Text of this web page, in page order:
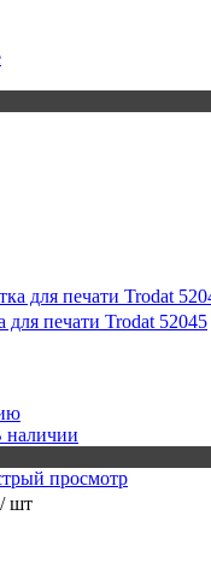
для печати Trodat 52045
наличии
просмотр
/ шт